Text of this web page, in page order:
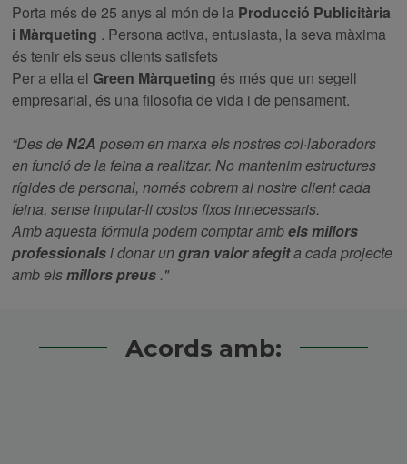
Porta més de 25 anys al món de la Producció Publicitària
i Màrqueting . Persona activa, entusiasta, la seva màxima
és tenir els seus clients satisfets
Per a ella elGreen Màrqueting és més que un segell
empresarial, és una filosofia de vida i de pensament.
“Des deN2A posem en marxa els nostres col·laboradors
en funció de la feina a realitzar. No mantenim estructures
rígides de personal, només cobrem al nostre client cada
feina, sense imputar-li costos fixos innecessaris.
Amb aquesta fórmula podem comptar ambels millors
professionalsi donar ungran valor afegita cada projecte
amb elsmillors preus."
Acords amb: